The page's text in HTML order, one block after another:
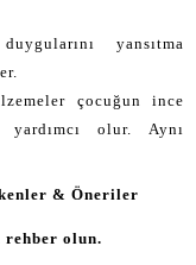
yansıtma
çocuğun ince
olur. Aynı
& Öneriler
rehber olun.